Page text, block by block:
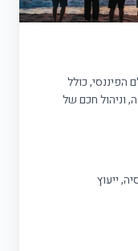
הפיננסי, כולל
וניהול חכם של
ייעוץ